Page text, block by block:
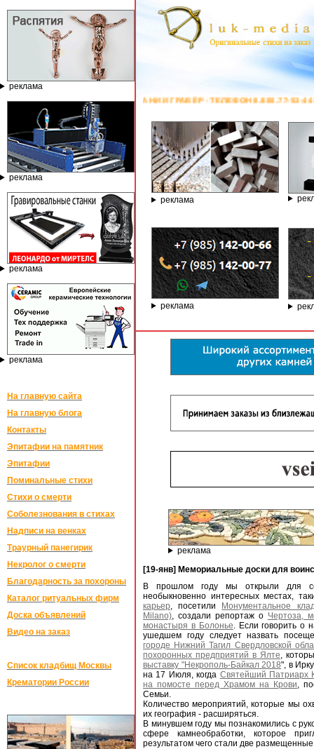
реклама
реклама
реклама
реклама
На главную сайта
На главную блога
Контакты
Эпитафии на памятник
Эпитафии
Поминальные стихи
Стихи о смерти
Соболезнования в стихах
Надписи на венках
Траурный панегирик
Некролог о смерти
Благодарность за похороны
Каталог ритуальных фирм
Доска объявлений
Видео на заказ
Список кладбищ Москвы
Крематории России
ГРАВЁР - ТЕЛЕФОН 8.800.77-53-440, САЙТhttps://stanok-graver.ru
реклама
реклама
реклама
[19-янв] Мемориальные доски для
В прошлом году мы открыли для
необыкновенно интересных местах,
карьер, посетили
Монументальное
Milano), создали репортаж о Чертоза,
монастыря в Болонье. Если говорить о
ушедшем году следует назвать
городе Нижний Тагил Свердловской
похоронных предприятий в Ялте,
выставку "Некрополь-Байкал 2018", в
на 17 Июля, когда Святейший Патриарх
на помосте перед Храмом на Крови,
Семьи.
Количество мероприятий, которые мы
их география - расширяться.
В минувшем году мы познакомились с
сфере камнеобработки, которое
результатом чего стали две